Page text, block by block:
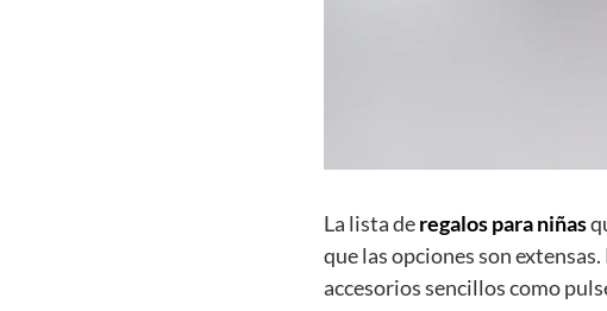
La lista deregalos para niñas
que las opciones son
accesorios sencillos como